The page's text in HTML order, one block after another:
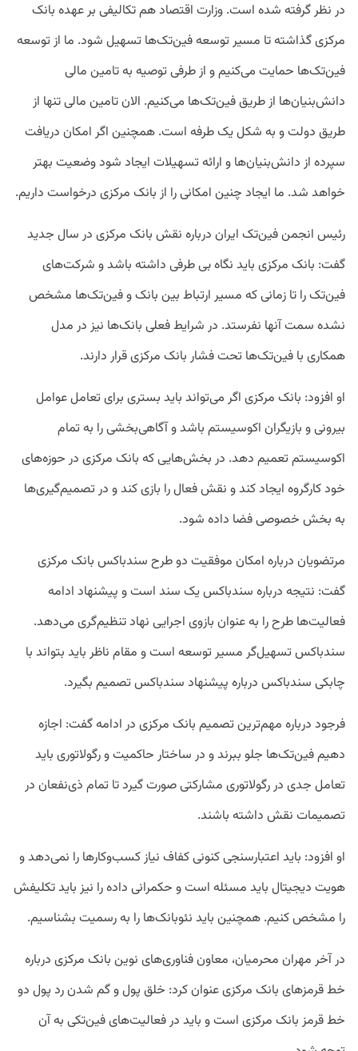
در نظر گرفته شده است. وزارت اقتصاد هم تکالیفی بر عهده بانک
مرکزی گذاشته تا مسیر توسعه فین‌تک‌ها تسهیل شود. ما از توسعه
فین‌تک‌ها حمایت می‌کنیم و از طرفی توصیه به تامین مالی
دانش‌بنیان‌ها از طریق فین‌تک‌ها می‌کنیم. الان تامین مالی تنها از
طریق دولت و به شکل یک طرفه است. همچنین اگر امکان دریافت
سپرده از دانش‌بنیان‌ها و ارائه تسهیلات ایجاد شود وضعیت بهتر
خواهد شد. ما ایجاد چنین امکانی را از بانک مرکزی درخواست داریم.
رئیس انجمن فین‌تک ایران درباره نقش بانک مرکزی در سال جدید
گفت: بانک مرکزی باید نگاه بی طرفی داشته باشد و شرکت‌های
فین‌تک را تا زمانی که مسیر ارتباط بین بانک و فین‌تک‌ها مشخص
نشده سمت آنها نفرستد. در شرایط فعلی بانک‌ها نیز در مدل
همکاری با فین‌تک‌ها تحت فشار بانک مرکزی قرار دارند.
او افزود: بانک مرکزی اگر می‌تواند باید بستری برای تعامل عوامل
بیرونی و بازیگران اکوسیستم باشد و آگاهی‌بخشی را به تمام
اکوسیستم تعمیم دهد. در بخش‌هایی که بانک مرکزی در حوزه‌های
خود کارگروه ایجاد کند و نقش فعال را بازی کند و در تصمیم‌‌گیری‌ها
به بخش خصوصی فضا داده شود.
مرتضویان درباره امکان‌ موفقیت دو طرح سندباکس بانک مرکزی
گفت: نتیجه درباره سندباکس یک سند است و پیشنهاد ادامه
فعالیت‌ها طرح را به عنوان بازوی اجرایی نهاد تنظیم‌گری می‌دهد.
سندباکس تسهیل‌گر مسیر توسعه است و مقام ناظر باید بتواند با
چابکی سندباکس درباره پیشنهاد سندباکس تصمیم بگیرد.
فرجود درباره مهم‌ترین تصمیم بانک مرکزی در ادامه گفت: اجازه
دهیم فین‌تک‌ها جلو ببرند و در ساختار حاکمیت و رگولاتوری باید
تعامل جدی در رگولاتوری مشارکتی صورت گیرد تا تمام ذی‌نفعان در
تصمیمات نقش داشته باشند.
او افزود: باید اعتبارسنجی کنونی کفاف نیاز کسب‌وکارها را نمی‌دهد و
هویت دیجیتال باید مسئله است و حکمرانی داده را نیز باید تکلیفش
را مشخص کنیم. همچنین باید نئوبانک‌ها را به رسمیت بشناسیم.
در آخر مهران محرمیان، معاون فناوری‌های نوین بانک مرکزی درباره
خط قرمزهای بانک مرکزی عنوان کرد: خلق پول و گم شدن رد پول دو
خط قرمز بانک مرکزی است و باید در فعالیت‌های فین‌تکی به آن